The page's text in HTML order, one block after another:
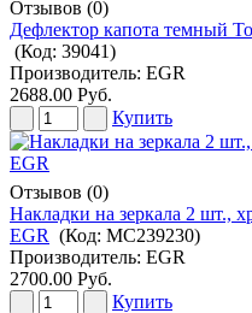
Отзывов (0)
Дефлектор капота темный
(Код: 39041)
Производитель: EGR
2688.00 Руб.
Купить
Отзывов (0)
Накладки на зеркала 2 шт.,
EGR (Код: MC239230)
Производитель: EGR
2700.00 Руб.
Купить